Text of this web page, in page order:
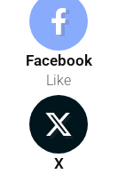
Facebook
Like
X